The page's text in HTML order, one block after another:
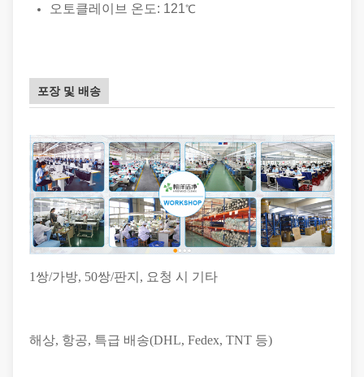
오토클레이브 온도: 121℃
포장 및 배송
1쌍/가방, 50쌍/판지 , 요청 시 기타
해상, 항공, 특급 배송(DHL, Fedex, TNT 등)